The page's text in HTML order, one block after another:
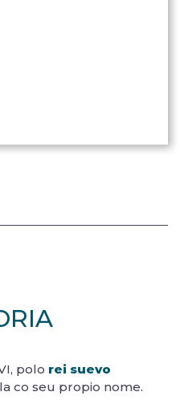
polo rei suevo
co seu propio nome.